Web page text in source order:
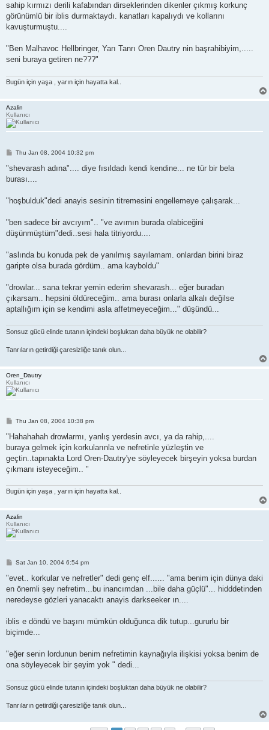
sahip kırmızı derili kafabından dirseklerinden dikenler çıkmış korkunç
görünümlü bir iblis durmaktaydı. kanatları kapalıydı ve kollarını
kavuşturmuştu....
"Ben Malhavoc Hellbringer, Yarı Tanrı Oren Dautry nin başrahibiyim,.....
seni buraya getiren ne???"
Bugün için yaşa , yarın için hayatta kal..
Azalin
Kullanıcı
P
s
Thu Jan 08, 2004 10:32 pm
"shevarash adına".... diye fısıldadı kendi kendine... ne tür bir bela
burası....
"hoşbulduk"dedi anayis sesinin titremesini engellemeye çalışarak...
"ben sadece bir avcıyım".. "ve avımın burada olabiceğini
düşünmüştüm"dedi..sesi hala titriyordu....
"aslında bu konuda pek de yanılmış sayılamam. onlardan birini biraz
garipte olsa burada gördüm.. ama kayboldu"
"drowlar... sana tekrar yemin ederim shevarash... eğer buradan
çıkarsam.. hepsini öldüreceğim.. ama burası onlarla alkalı değilse
aptallığım için se kendimi asla affetmeyeceğim..." düşündü...
Sonsuz gücü elinde tutanın içindeki boşluktan daha büyük ne olabilir?
Tanrıların getirdiği çaresizliğe tanık olun...
Oren_Dautry
Kullanıcı
P
s
Thu Jan 08, 2004 10:38 pm
"Hahahahah drowlarmı, yanlış yerdesin avcı, ya da rahip,....
buraya gelmek için korkularınla ve nefretinle yüzleştin ve
geçtin..tapınakta Lord Oren-Dautry'ye söyleyecek birşeyin yoksa burdan
çıkmanı isteyeceğim.. "
Bugün için yaşa , yarın için hayatta kal..
Azalin
Kullanıcı
P
s
Sat Jan 10, 2004 6:54 pm
"evet.. korkular ve nefretler" dedi genç elf...... "ama benim için dünya daki
en önemli şey nefretim...bu inancımdan ...bile daha güçlü"... hidddetinden
neredeyse gözleri yanacaktı anayis darkseeker ın....
iblis e döndü ve başını mümkün olduğunca dik tutup...gururlu bir
biçimde...
"eğer senin lordunun benim nefretimin kaynağıyla ilişkisi yoksa benim de
ona söyleyecek bir şeyim yok " dedi...
Sonsuz gücü elinde tutanın içindeki boşluktan daha büyük ne olabilir?
Tanrıların getirdiği çaresizliğe tanık olun...